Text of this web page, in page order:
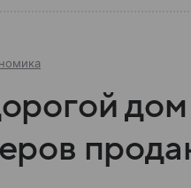
дом